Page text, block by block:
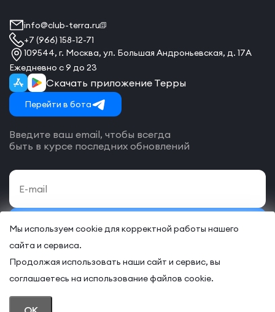
info@club-terra.ru
+7 (966) 158-12-71
109544, г. Москва, ул. Большая Андроньевская, д. 17А
Ежедневно с 9 до 23
Скачать приложение Терры
Перейти в бота
Введите ваш email, чтобы всегда
быть в курсе последних обновлений
Даю своё согласие на обработку
сдоговором-оферты на оказание онлайн и/или офлайн услуг.
Мы используем cookie для корректной работы нашего
сайта и сервиса.
Продолжая использовать наши сайт и сервис, вы
соглашаетесь на использование файлов cookie.